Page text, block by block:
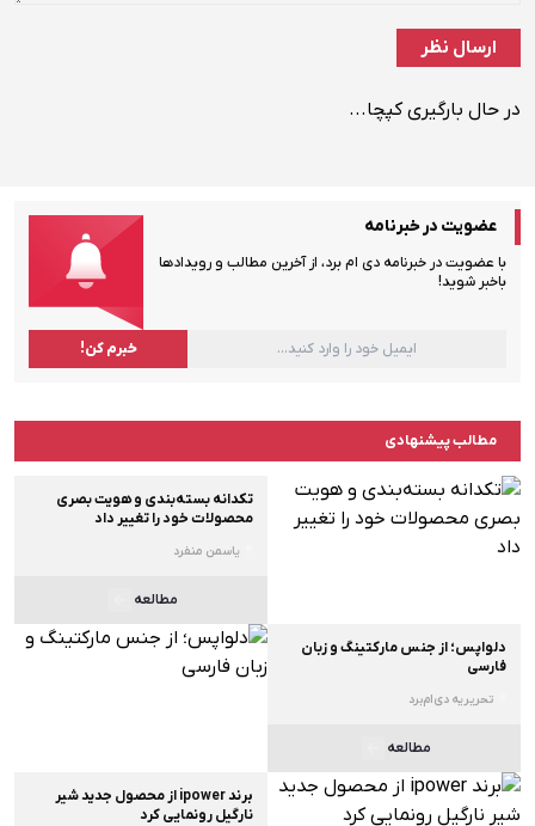
در حال بارگیری کپچا...
عضویت در خبرنامه
با عضویت در خبرنامه دی ام برد، از آخرین مطالب و رویدادها
باخبر شوید!
مطالب پیشنهادی
تکدانه بسته‌بندی و هویت بصری
محصولات خود را تغییر داد
یاسمن منفرد
مطالعه
دلواپس؛ از جنس مارکتینگ و زبان
فارسی
تحریریه دی‌ام‌برد
مطالعه
برند ipower از محصول جدید شیر
نارگیل رونمایی کرد